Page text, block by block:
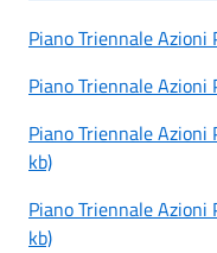
Piano Triennale
Piano Triennale
Piano Triennale
kb)
Piano Triennale
kb)